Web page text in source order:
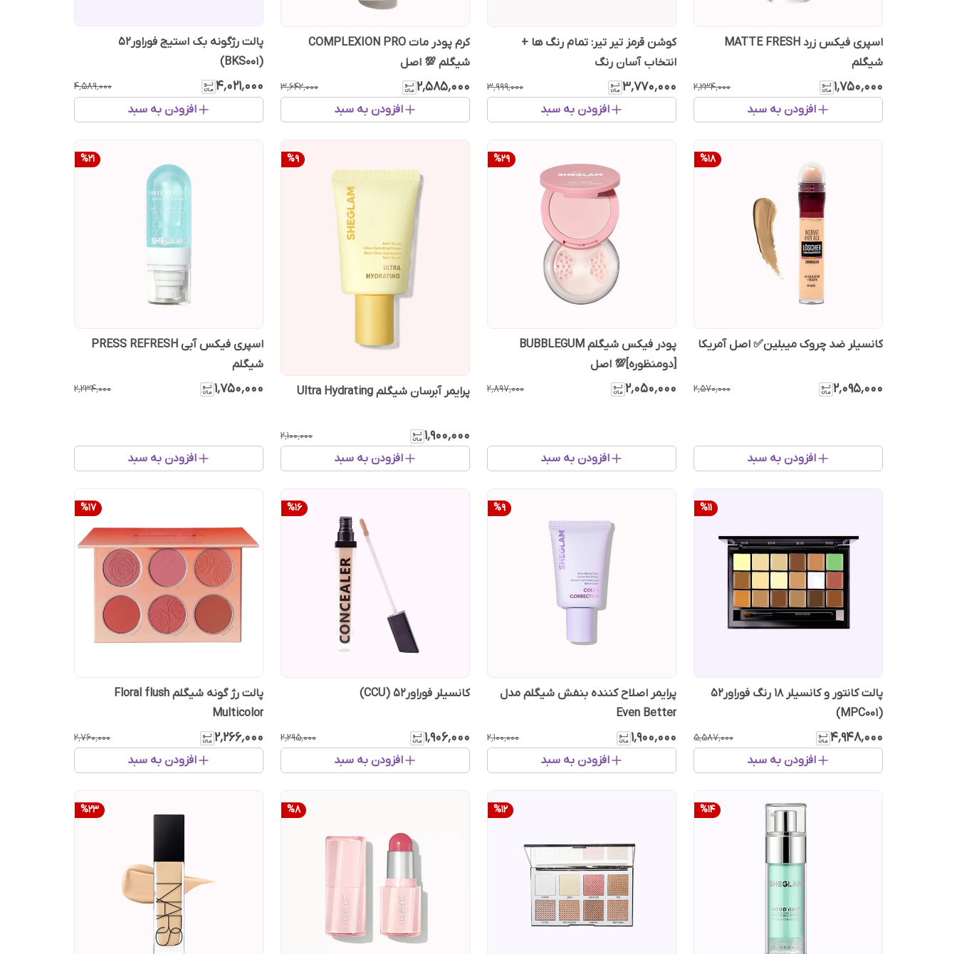
اسپری فیکس زرد MATTE FRESH
شیگلم
۱٬۷۵۰٬۰۰۰ ۲٬۲۳۴٬۰۰۰
افزودن به سبد
کوشن قرمز تیر تیر: تمام رنگ ها +
انتخاب آسان رنگ
۳٬۷۷۰٬۰۰۰ ۳٬۹۹۹٬۰۰۰
افزودن به سبد
کرم پودر مات COMPLEXION PRO
شیگلم 💯 اصل
۲٬۵۸۵٬۰۰۰ ۳٬۶۴۲٬۰۰۰
افزودن به سبد
پالت رژگونه بک استیج فوراور52
(BKS001)
۴٬۰۲۱٬۰۰۰ ۴٬۵۸۹٬۰۰۰
افزودن به سبد
%18
کانسیلر ضد چروک میبلین✅ اصل آمریکا
۲٬۰۹۵٬۰۰۰ ۲٬۵۷۰٬۰۰۰
افزودن به سبد
%29
پودر فیکس شیگلم BUBBLEGUM
[دومنظوره]💯 اصل
۲٬۰۵۰٬۰۰۰ ۲٬۸۹۷٬۰۰۰
افزودن به سبد
%9
پرایمر آبرسان شیگلم Ultra Hydrating
۱٬۹۰۰٬۰۰۰ ۲٬۱۰۰٬۰۰۰
افزودن به سبد
%21
اسپری فیکس آبی PRESS REFRESH
شیگلم
۱٬۷۵۰٬۰۰۰ ۲٬۲۳۴٬۰۰۰
افزودن به سبد
%11
پالت کانتور و کانسیلر 18 رنگ فوراور52
(MPC001)
۴٬۹۴۸٬۰۰۰ ۵٬۵۸۷٬۰۰۰
افزودن به سبد
%9
پرایمر اصلاح کننده بنفش شیگلم مدل
Even Better
۱٬۹۰۰٬۰۰۰ ۲٬۱۰۰٬۰۰۰
افزودن به سبد
%16
کانسیلر فوراور52 (CCU)
۱٬۹۰۶٬۰۰۰ ۲٬۲۹۵٬۰۰۰
افزودن به سبد
%17
پالت رژ گونه شیگلم Floral flush
Multicolor
۲٬۲۶۶٬۰۰۰ ۲٬۷۶۰٬۰۰۰
افزودن به سبد
%14
%12
%8
%23